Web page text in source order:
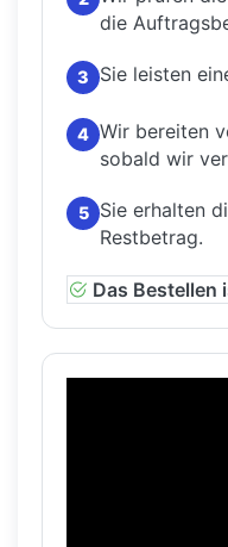
die
3 Sie leisten
4 Wir bereiten
sobald wir
5
Sie erhalten
Restbetrag.
Das Bestellen